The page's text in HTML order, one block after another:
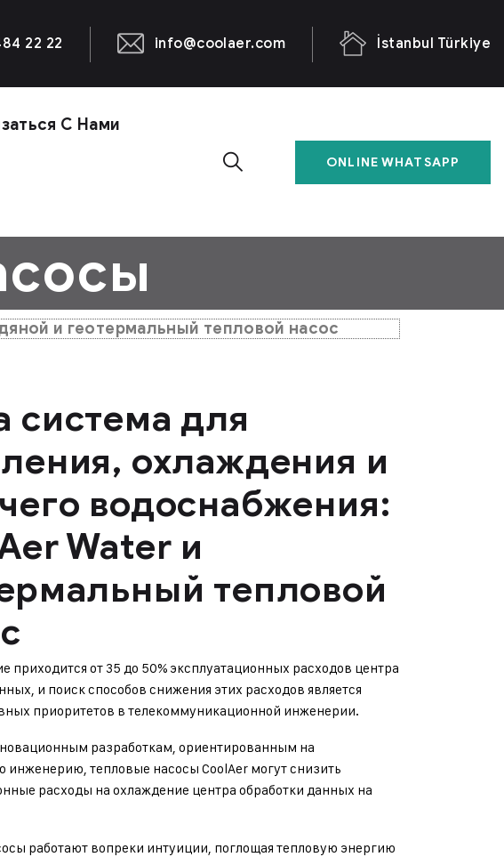
22 22 info@coolaer.com İstanbul Türkiye
С Нами
ONLINE WHATSAPP
и геотермальный тепловой насос
система для
охлаждения и
водоснабжения:
Water и
тепловой
приходится от 35 до 50% эксплуатационных расходов центра
и поиск способов снижения этих расходов является
приоритетов в телекоммуникационной инженерии.
разработкам, ориентированным на
инженерию, тепловые насосы CoolAer могут снизить
расходы на охлаждение центра обработки данных на
работают вопреки интуиции, поглощая тепловую энергию